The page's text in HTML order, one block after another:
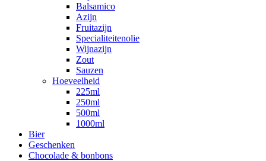
Balsamico
Azijn
Fruitazijn
Specialiteitenolie
Wijnazijn
Zout
Sauzen
Hoeveelheid
225ml
250ml
500ml
1000ml
Bier
Geschenken
Chocolade & bonbons